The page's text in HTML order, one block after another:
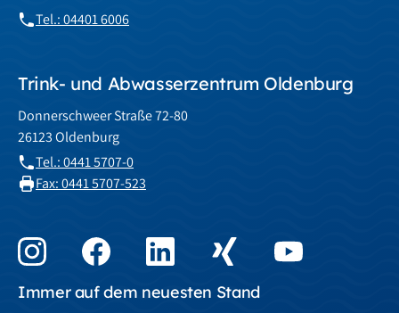
Tel.: 04401 6006
Trink- und Abwasserzentrum Oldenburg
Donnerschweer Straße 72-80
26123 Oldenburg
Tel.: 0441 5707-0
Fax: 0441 5707-523
Immer auf dem neuesten Stand